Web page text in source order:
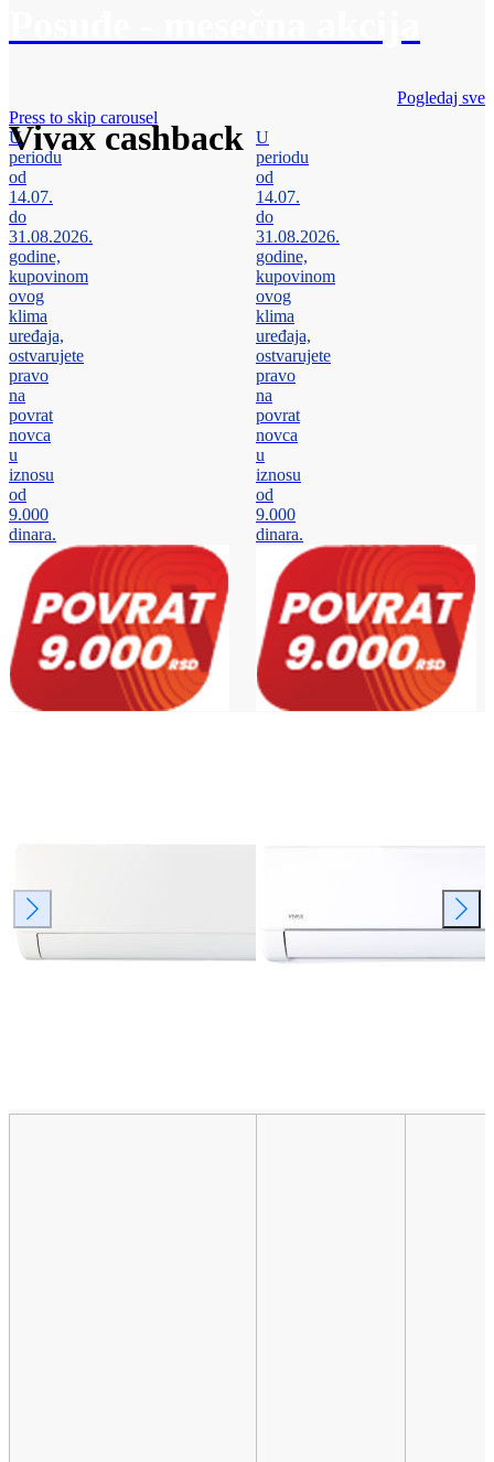
Vivax cashback
Pogledaj sve
Press to skip carousel
U
periodu
od
14.07.
do
31.08.2026.
godine,
kupovinom
ovog
klima
uređaja,
ostvarujete
pravo
na
povrat
novca
u
iznosu
od
9.000
dinara.
U
periodu
od
14.07.
do
31.08.2026.
godine,
kupovinom
ovog
klima
uređaja,
ostvarujete
pravo
na
povrat
novca
u
iznosu
od
9.000
dinara.